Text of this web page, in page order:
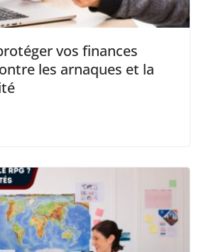
vos finances
les arnaques et la